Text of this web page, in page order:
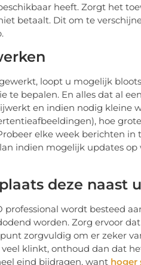
heeft. Zorgt het
betaalt. Dit om te
loopt u mogelijk
te bepalen. En alles dat al
en indien nodig kleine
hoe
elke week berichten
indien mogelijk updates
deze naast
professional wordt besteed
worden. Zorg ervoor
zorgvuldig om er zeker
klinkt, onthoud dan dat
eind bijdragen, want hoger